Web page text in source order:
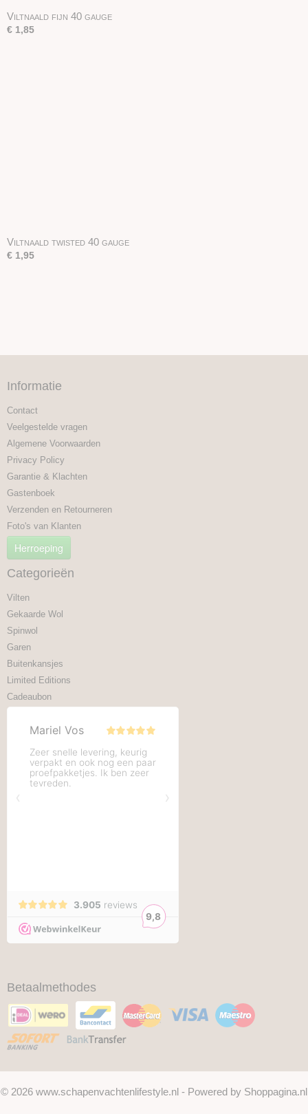
Viltnaald fijn 40 gauge
€ 1,85
Viltnaald twisted 40 gauge
€ 1,95
Informatie
Contact
Veelgestelde vragen
Algemene Voorwaarden
Privacy Policy
Garantie & Klachten
Gastenboek
Verzenden en Retourneren
Foto's van Klanten
Herroeping
Categorieën
Vilten
Gekaarde Wol
Spinwol
Garen
Buitenkansjes
Limited Editions
Cadeaubon
Betaalmethodes
© 2026 www.schapenvachtenlifestyle.nl - Powered by Shoppagina.nl